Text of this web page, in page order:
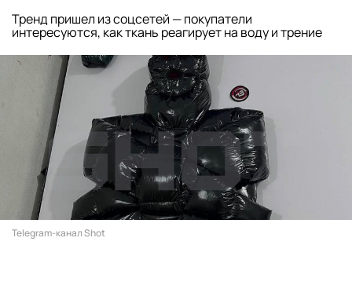
Тренд пришел из соцсетей — покупатели
интересуются, как ткань реагирует на воду и трение
Telegram-канал Shot